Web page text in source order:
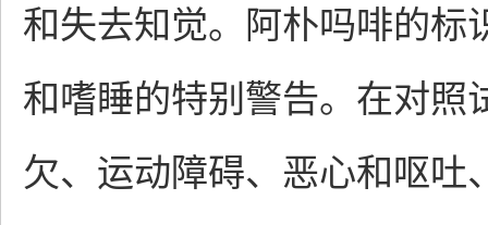
和失去知觉。阿朴吗啡的标
和嗜睡的特别警告。在对照
欠、运动障碍、恶心和呕吐